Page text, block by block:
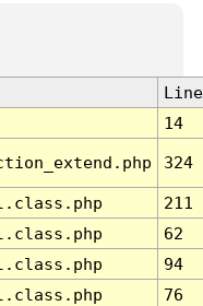
Line
14
324
211
62
94
76